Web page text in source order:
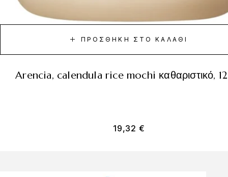
ΠΡΟΣΘΉΚΗ ΣΤΟ ΚΑΛΆΘΙ
arencia, calendula rice mochi καθαριστικό,
19,32 €